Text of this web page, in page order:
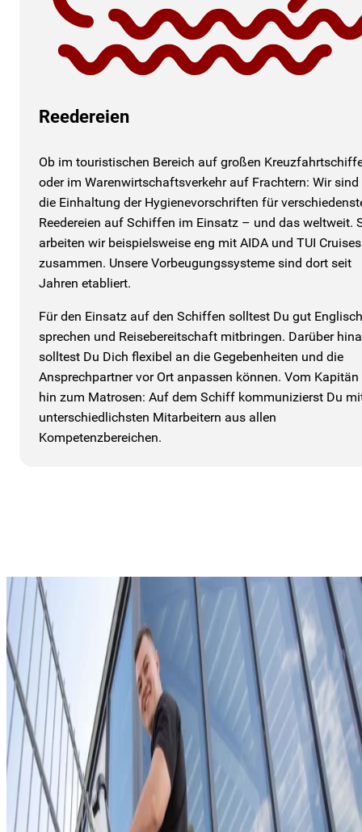
Reedereien
Ob im touristischen Bereich auf großen
oder im Warenwirtschaftsverkehr auf Frachtern: Wir
die Einhaltung der Hygienevorschriften für
Reedereien auf Schiffen im Einsatz – und das weltweit.
arbeiten wir beispielsweise eng mit AIDA und TUI Cruises
zusammen. Unsere Vorbeugungssysteme sind dort seit
Jahren etabliert.
Für den Einsatz auf den Schiffen solltest Du gut Englisch
sprechen und Reisebereitschaft mitbringen. Darüber
solltest Du Dich flexibel an die Gegebenheiten und die
Ansprechpartner vor Ort anpassen können. Vom Kapitän
hin zum Matrosen: Auf dem Schiff kommunizierst Du
unterschiedlichsten Mitarbeitern aus allen
Kompetenzbereichen.